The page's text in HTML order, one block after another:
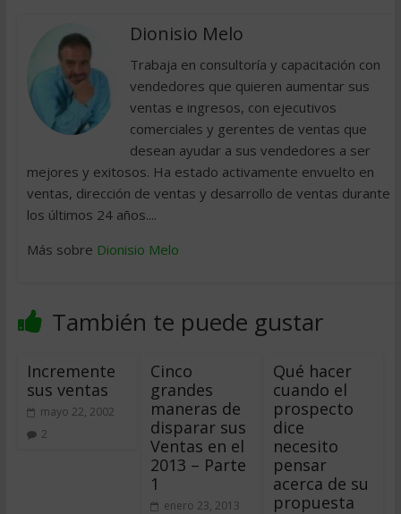
Dionisio Melo
Trabaja en consultoría y capacitación con
vendedores que quieren aumentar sus
ventas e ingresos, con ejecutivos
comerciales y gerentes de ventas que
desean ayudar a sus vendedores a ser
mejores y exitosos. Ha estado activamente envuelto en
ventas, dirección de ventas y desarrollo de ventas durante
los últimos 24 años....
Más sobre Dionisio Melo
También te puede gustar
Incremente
sus ventas
mayo 22, 2002
2
Cinco
grandes
maneras de
disparar sus
Ventas en el
2013 – Parte
1
enero 23, 2013
Qué hacer
cuando el
prospecto
dice
necesito
pensar
acerca de su
propuesta